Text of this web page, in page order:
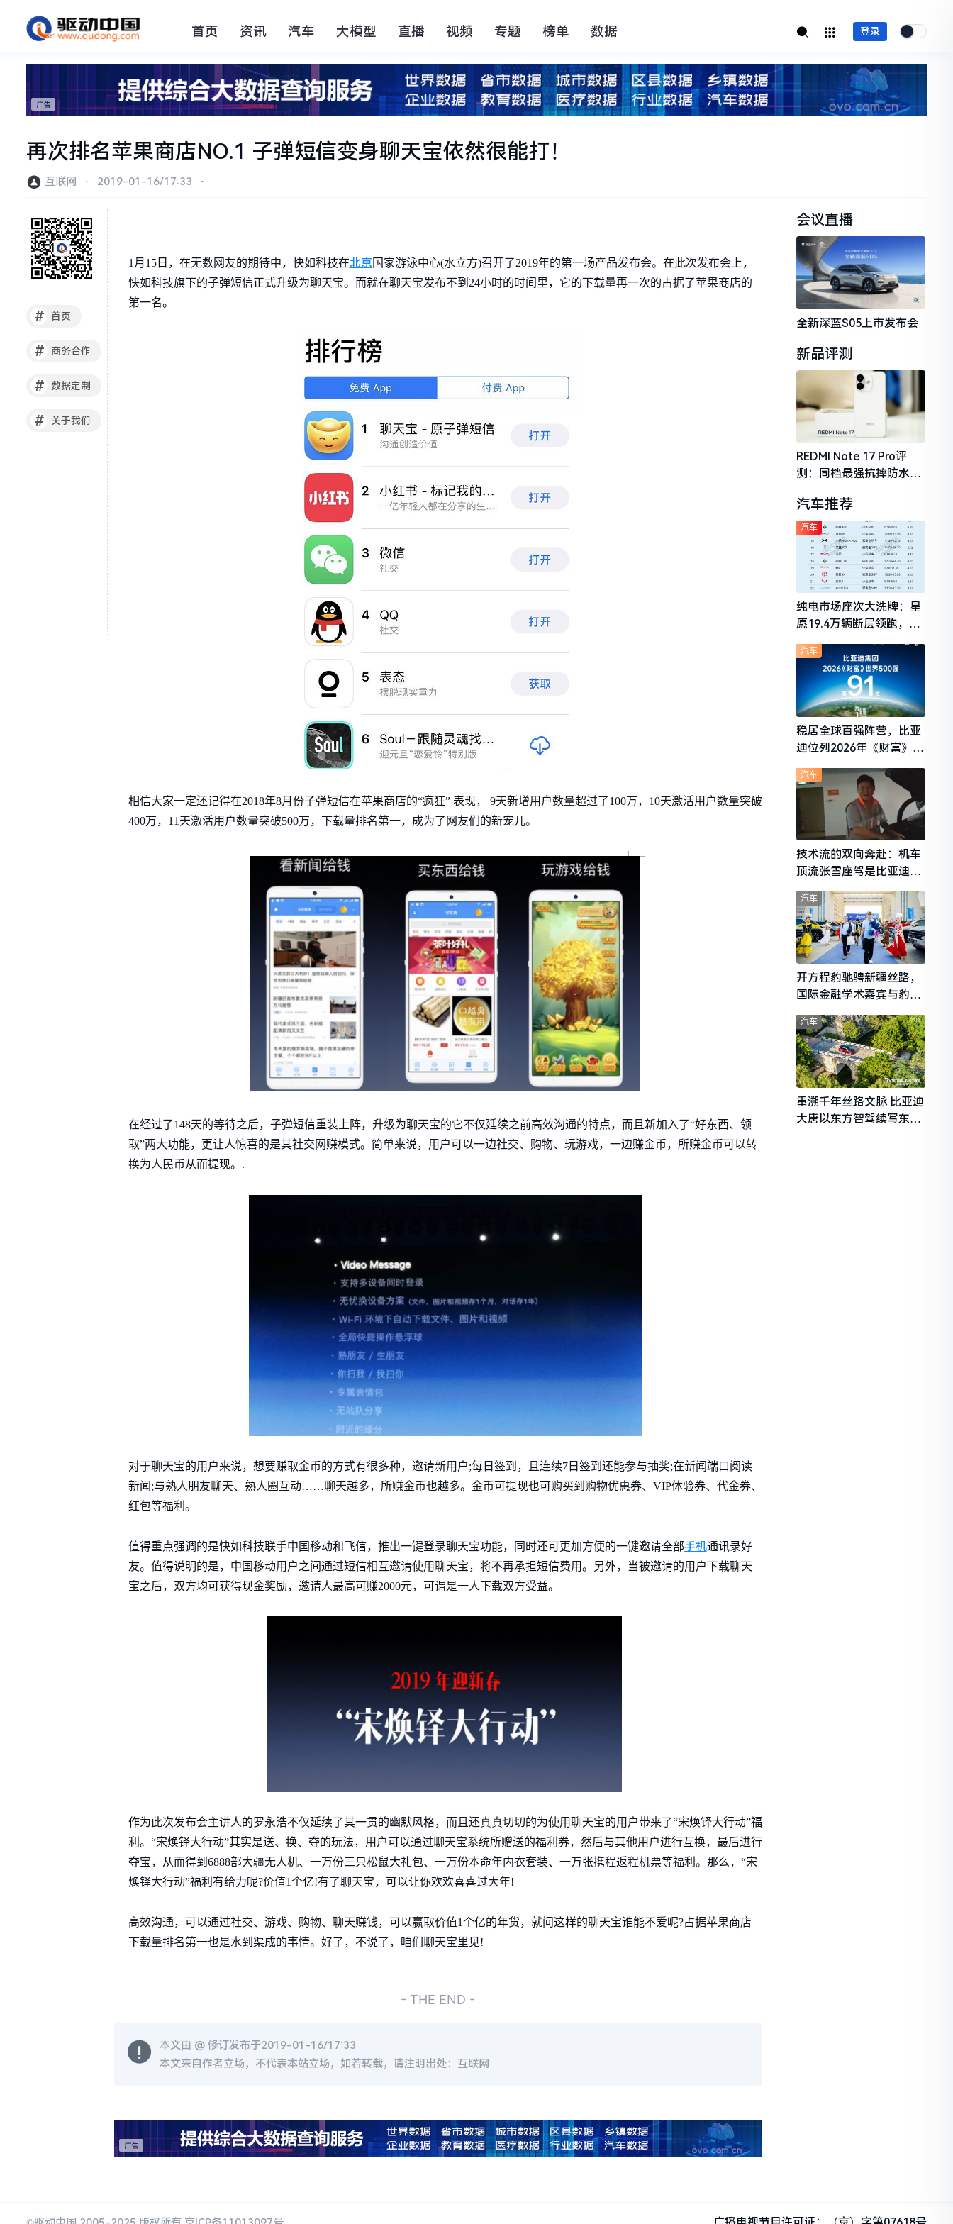
首页 资讯 汽车 大模型 直播 视频 专题 榜单 数据 登录
再次排名苹果商店NO.1 子弹短信变身聊天宝依然很能打！
互联网 ⋅ 2019-01-16/17:33 ⋅
# 首页
# 商务合作
# 数据定制
# 关于我们
1月15日，在无数网友的期待中，快如科技在北京国家游泳中心(水立方)召开了2019年的第一场产品发布会。在此次发布会上，
快如科技旗下的子弹短信正式升级为聊天宝。而就在聊天宝发布不到24小时的时间里，它的下载量再一次的占据了苹果商店的
第一名。
相信大家一定还记得在2018年8月份子弹短信在苹果商店的“疯狂” 表现， 9天新增用户数量超过了100万，10天激活用户数量突破
400万，11天激活用户数量突破500万，下载量排名第一，成为了网友们的新宠儿。
在经过了148天的等待之后，子弹短信重装上阵，升级为聊天宝的它不仅延续之前高效沟通的特点，而且新加入了“好东西、领
取”两大功能，更让人惊喜的是其社交网赚模式。简单来说，用户可以一边社交、购物、玩游戏，一边赚金币，所赚金币可以转
换为人民币从而提现。.
对于聊天宝的用户来说，想要赚取金币的方式有很多种，邀请新用户;每日签到，且连续7日签到还能参与抽奖;在新闻端口阅读
新闻;与熟人朋友聊天、熟人圈互动……聊天越多，所赚金币也越多。金币可提现也可购买到购物优惠券、VIP体验券、代金券、
红包等福利。
值得重点强调的是快如科技联手中国移动和飞信，推出一键登录聊天宝功能，同时还可更加方便的一键邀请全部手机通讯录好
友。值得说明的是，中国移动用户之间通过短信相互邀请使用聊天宝，将不再承担短信费用。另外，当被邀请的用户下载聊天
宝之后，双方均可获得现金奖励，邀请人最高可赚2000元，可谓是一人下载双方受益。
作为此次发布会主讲人的罗永浩不仅延续了其一贯的幽默风格，而且还真真切切的为使用聊天宝的用户带来了“宋焕铎大行动”福
利。“宋焕铎大行动”其实是送、换、夺的玩法，用户可以通过聊天宝系统所赠送的福利券，然后与其他用户进行互换，最后进行
夺宝，从而得到6888部大疆无人机、一万份三只松鼠大礼包、一万份本命年内衣套装、一万张携程返程机票等福利。那么，“宋
焕铎大行动”福利有给力呢?价值1个亿!有了聊天宝，可以让你欢欢喜喜过大年!
高效沟通，可以通过社交、游戏、购物、聊天赚钱，可以赢取价值1个亿的年货，就问这样的聊天宝谁能不爱呢?占据苹果商店
下载量排名第一也是水到渠成的事情。好了，不说了，咱们聊天宝里见!
- THE END -
本文由 @修订发布于2019-01-16/17:33
本文来自作者立场，不代表本站立场，如若转载，请注明出处：互联网
会议直播
全新深蓝S05上市发布会
新品评测
REDMI Note 17 Pro评
测：同档最强抗摔防水，
守门员
汽车推荐
纯电市场座次大洗牌：星
愿19.4万辆断层领跑，理
想i6成最强黑马
汽车
稳居全球百强阵营，比亚
迪位列2026年《财富》世
汽车
技术流的双向奔赴：机车
顶流张雪座驾是比亚迪秦
L
汽车
开方程豹驰骋新疆丝路，
国际金融学术嘉宾与豹友
共赴山海热爱
汽车
重溯千年丝路文脉 比亚迪
大唐以东方智驾续写东西
汽车